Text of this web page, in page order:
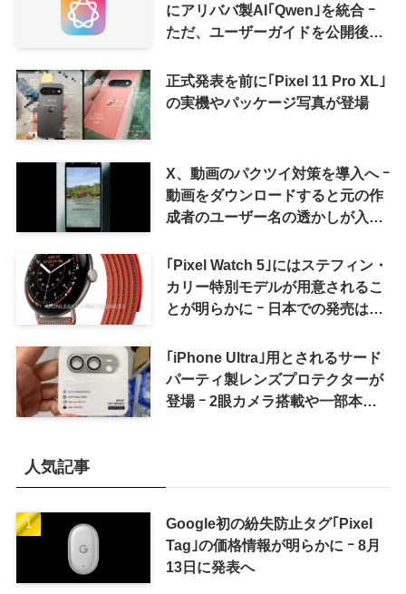
にアリババ製AI｢Qwen｣を統合 ｰ
ただ、ユーザーガイドを公開後に
正式発表を前に｢Pixel 11 Pro XL｣
の実機やパッケージ写真が登場
X、動画のパクツイ対策を導入へ ｰ
動画をダウンロードすると元の作
成者のユーザー名の透かしが入る
｢Pixel Watch 5｣にはステフィン・
カリー特別モデルが用意されるこ
とが明らかに ｰ 日本での発売は期
｢iPhone Ultra｣用とされるサード
パーティ製レンズプロテクターが
登場 ｰ 2眼カメラ搭載や一部本体
人気記事
Google初の紛失防止タグ｢Pixel
Tag｣の価格情報が明らかに ｰ 8月
13日に発表へ